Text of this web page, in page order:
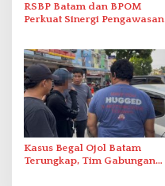
RSBP Batam dan BPOM
Perkuat Sinergi Pengawasan
Kasus Begal Ojol Batam
Terungkap, Tim Gabungan